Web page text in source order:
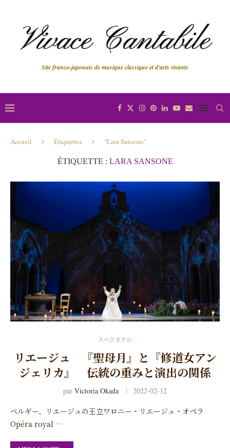
Site franco-japonais de musique classique et d'arts vivants
Accueil Étiquettes "Lara Sansone"
ÉTIQUETTE : LARA SANSONE
スペクタクル
リエージュ 『聖母月』と『修道女アン
ジェリカ』 伝統の重みと演出の関係
par Victoria Okada 2022-02-12
ベルギー、リエージュの王立ワロニー・リエージュ・オペラ
Opéra royal …